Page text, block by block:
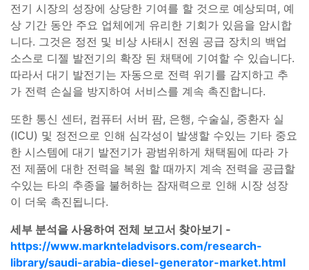
전기 시장의 성장에 상당한 기여를 할 것으로 예상되며, 예
상 기간 동안 주요 업체에게 유리한 기회가 있음을 암시합
니다. 그것은 정전 및 비상 사태시 전원 공급 장치의 백업
소스로 디젤 발전기의 확장 된 채택에 기여할 수 있습니다.
따라서 대기 발전기는 자동으로 전력 위기를 감지하고 추
가 전력 손실을 방지하여 서비스를 계속 촉진합니다.
또한 통신 센터, 컴퓨터 서버 팜, 은행, 수술실, 중환자 실
(ICU) 및 정전으로 인해 심각성이 발생할 수있는 기타 중요
한 시스템에 대기 발전기가 광범위하게 채택됨에 따라 가
전 제품에 대한 전력을 복원 할 때까지 계속 전력을 공급할
수있는 타의 추종을 불허하는 잠재력으로 인해 시장 성장
이 더욱 촉진됩니다.
세부 분석을 사용하여 전체 보고서 찾아보기 -
https://www.marknteladvisors.com/research-
library/saudi-arabia-diesel-generator-market.html